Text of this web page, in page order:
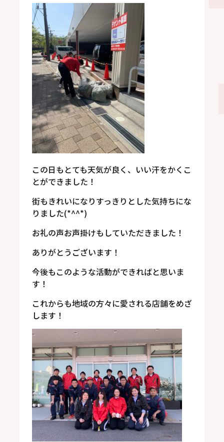
この日もとても天気が良く、いい汗をかくこ
とができました！
街もきれいになりすっきりとした気持ちにな
りました(*^^*)
お礼の声お声掛けもしていただきました！
ありがとうございます！
今後もこのような活動ができればと思いま
す！
これからも地域の方々に愛される店舗をめざ
します！